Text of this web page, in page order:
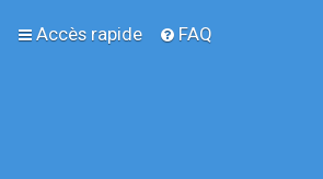
Accès rapide FAQ